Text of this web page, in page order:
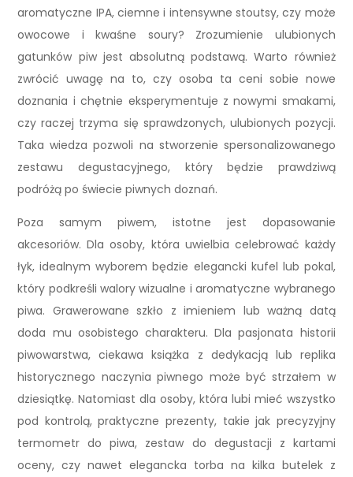
aromatyczne IPA, ciemne i intensywne stoutsy, czy może
owocowe i kwaśne soury? Zrozumienie ulubionych
gatunków piw jest absolutną podstawą. Warto również
zwrócić uwagę na to, czy osoba ta ceni sobie nowe
doznania i chętnie eksperymentuje z nowymi smakami,
czy raczej trzyma się sprawdzonych, ulubionych pozycji.
Taka wiedza pozwoli na stworzenie spersonalizowanego
zestawu degustacyjnego, który będzie prawdziwą
podróżą po świecie piwnych doznań.
Poza samym piwem, istotne jest dopasowanie
akcesoriów. Dla osoby, która uwielbia celebrować każdy
łyk, idealnym wyborem będzie elegancki kufel lub pokal,
który podkreśli walory wizualne i aromatyczne wybranego
piwa. Grawerowane szkło z imieniem lub ważną datą
doda mu osobistego charakteru. Dla pasjonata historii
piwowarstwa, ciekawa książka z dedykacją lub replika
historycznego naczynia piwnego może być strzałem w
dziesiątkę. Natomiast dla osoby, która lubi mieć wszystko
pod kontrolą, praktyczne prezenty, takie jak precyzyjny
termometr do piwa, zestaw do degustacji z kartami
oceny, czy nawet elegancka torba na kilka butelek z